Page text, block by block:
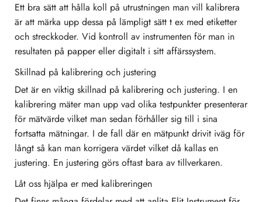
Ett bra sätt att hålla koll på utrustningen man vill kalibrera
är att märka upp dessa på lämpligt sätt t ex med etiketter
och streckkoder. Vid kontroll av instrumenten för man in
resultaten på papper eller digitalt i sitt affärssystem.
Skillnad på kalibrering och justering
Det är en viktig skillnad på kalibrering och justering. I en
kalibrering mäter man upp vad olika testpunkter presenterar
för mätvärde vilket man sedan förhåller sig till i sina
fortsatta mätningar. I de fall där en mätpunkt drivit iväg för
långt så kan man korrigera värdet vilket då kallas en
justering. En justering görs oftast bara av tillverkaren.
Låt oss hjälpa er med kalibreringen